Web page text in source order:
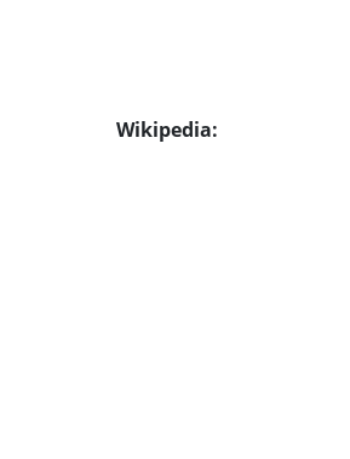
Wikipedia: